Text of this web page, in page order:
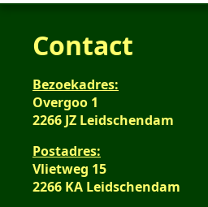
Contact
Bezoekadres:
Overgoo 1
2266 JZ Leidschendam
Postadres:
Vlietweg 15
2266 KA Leidschendam